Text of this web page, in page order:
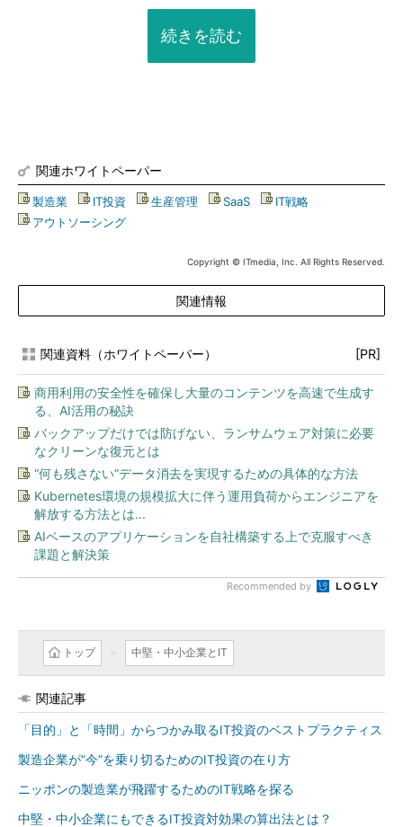
続きを読む
関連ホワイトペーパー
製造業 IT投資 生産管理 SaaS IT戦略
アウトソーシング
Copyright © ITmedia, Inc. All Rights Reserved.
関連情報
関連資料（ホワイトペーパー） [PR]
商用利用の安全性を確保し大量のコンテンツを高速で生成す
る、AI活用の秘訣
バックアップだけでは防げない、ランサムウェア対策に必要
なクリーンな復元とは
“何も残さない”データ消去を実現するための具体的な方法
Kubernetes環境の規模拡大に伴う運用負荷からエンジニアを
解放する方法とは...
AIベースのアプリケーションを自社構築する上で克服すべき
課題と解決策
Recommended by
トップ 中堅・中小企業とIT
関連記事
「目的」と「時間」からつかみ取るIT投資のベストプラクティス
製造企業が“今”を乗り切るためのIT投資の在り方
ニッポンの製造業が飛躍するためのIT戦略を探る
中堅・中小企業にもできるIT投資対効果の算出法とは？